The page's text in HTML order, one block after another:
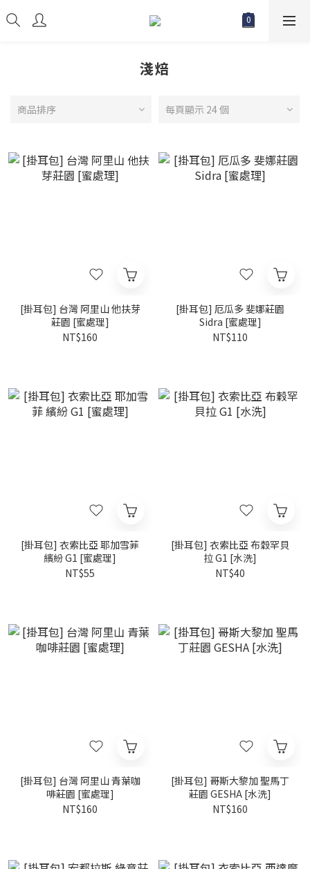
淺焙
商品排序 每頁顯示 24 個
[掛耳包] 台灣 阿里山 他扶芽
莊園 [蜜處理]
NT$160
[掛耳包] 厄瓜多 斐娜莊園
Sidra [蜜處理]
NT$110
[掛耳包] 衣索比亞 耶加雪菲
繽紛 G1 [蜜處理]
NT$55
[掛耳包] 衣索比亞 布穀罕貝
拉 G1 [水洗]
NT$40
[掛耳包] 台灣 阿里山 青葉咖
啡莊園 [蜜處理]
NT$160
[掛耳包] 哥斯大黎加 聖馬丁
莊園 GESHA [水洗]
NT$160